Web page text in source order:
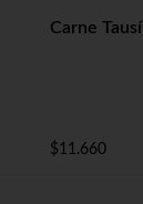
Carne Tausí
$11.660